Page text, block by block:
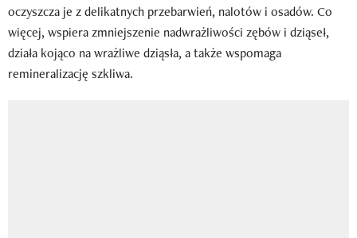
oczyszcza je z delikatnych przebarwień, nalotów i osadów. Co
więcej, wspiera zmniejszenie nadwrażliwości zębów i dziąseł,
działa kojąco na wrażliwe dziąsła, a także wspomaga
remineralizację szkliwa.